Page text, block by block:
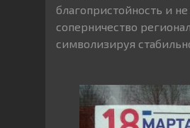
благопристойность и
соперничество
символизируя